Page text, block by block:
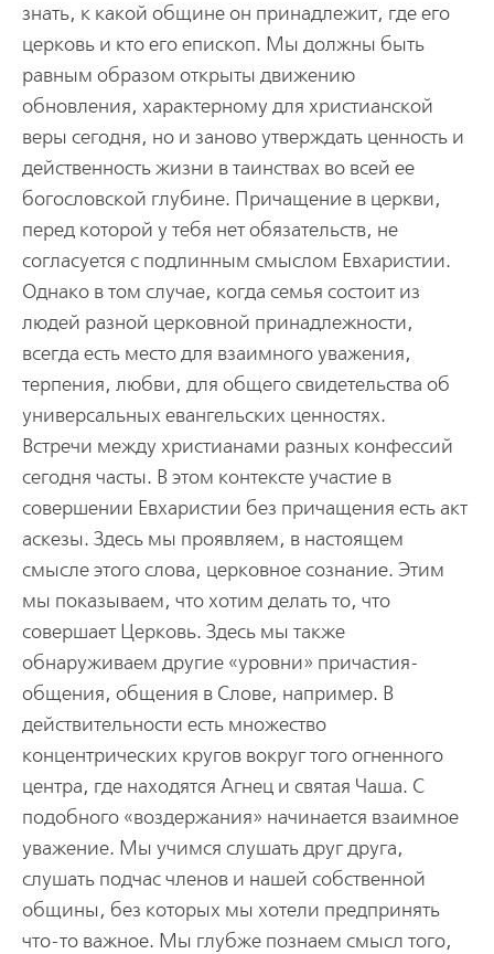
знать, к какой общине он принадлежит, где его
церковь и кто его епископ. Мы должны быть
равным образом открыты движению
обновления, характерному для христианской
веры сегодня, но и заново утверждать ценность и
действенность жизни в таинствах во всей ее
богословской глубине. Причащение в церкви,
перед которой у тебя нет обязательств, не
согласуется с подлинным смыслом Евхаристии.
Однако в том случае, когда семья состоит из
людей разной церковной принадлежности,
всегда есть место для взаимного уважения,
терпения, любви, для общего свидетельства об
универсальных евангельских ценностях.
Встречи между христианами разных конфессий
сегодня часты. В этом контексте участие в
совершении Евхаристии без причащения есть акт
аскезы. Здесь мы проявляем, в настоящем
смысле этого слова, церковное сознание. Этим
мы показываем, что хотим делать то, что
совершает Церковь. Здесь мы также
обнаруживаем другие «уровни» причастия-
общения, общения в Слове, например. В
действительности есть множество
концентрических кругов вокруг того огненного
центра, где находятся Агнец и святая Чаша. С
подобного «воздержания» начинается взаимное
уважение. Мы учимся слушать друг друга,
слушать подчас членов и нашей собственной
общины, без которых мы хотели предпринять
что-то важное. Мы глубже познаем смысл того,